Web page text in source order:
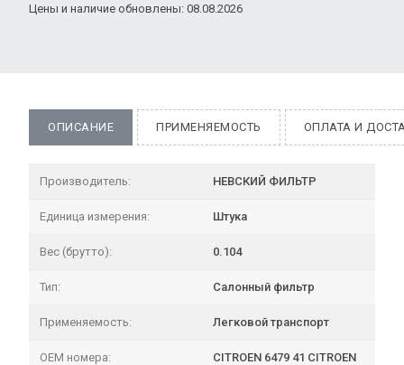
Цены и наличие обновлены: 08.08.2026
ОПИСАНИЕ ПРИМЕНЯЕМОСТЬ ОПЛАТА И
Производитель: НЕВСКИЙ ФИЛЬТР
Единица измерения: Штука
Вес (брутто): 0.104
Тип: Салонный фильтр
Применяемость: Легковой транспорт
OEM номера:
CITROEN 6479 41 CITROEN